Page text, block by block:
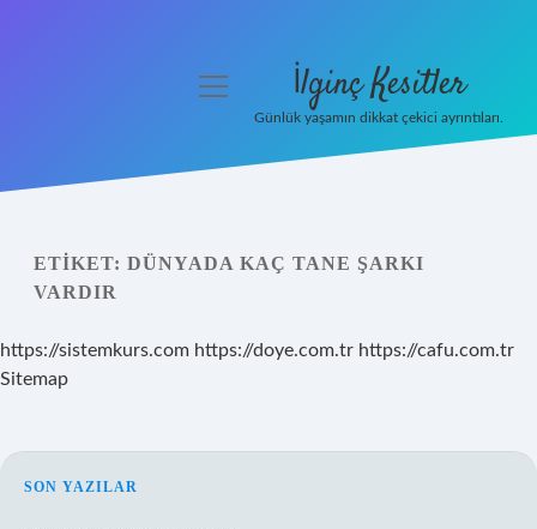
Yasal Uyarı
menüyü
İlginç Kesitler
Günlük yaşamın dikkat çekici ayrıntıları.
ETIKET: DÜNYADA KAÇ TANE ŞARKI
VARDIR
https://sistemkurs.com https://doye.com.tr https://cafu.com.tr
Sitemap
SIDEBAR
SON YAZILAR